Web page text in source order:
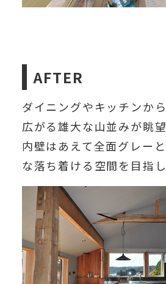
AFTER
ダイニングやキッチンか
広がる雄大な山並みが眺望
内壁はあえて全面グレー
な落ち着ける空間を目指し